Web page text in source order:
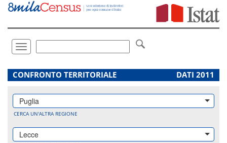
Vai
direttamente
Toggle
navigation
.
CONFRONTO TERRITORIALE DATI 2011
Puglia
CERCA UN'ALTRA REGIONE
Lecce